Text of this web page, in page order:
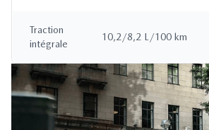
Traction
intégrale
10,2/8,2 L/100 km